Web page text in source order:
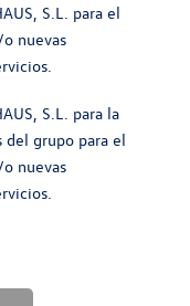
S.L. para el
nuevas
S.L. para la
del grupo para el
nuevas